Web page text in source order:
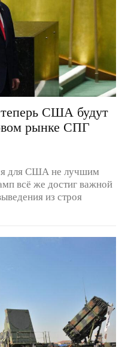
США будут
рынке СПГ
для США не лучшим
всё же достиг важной
из строя